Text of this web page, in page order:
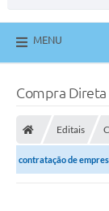
MENU
Compra Direta
Editais
contratação de